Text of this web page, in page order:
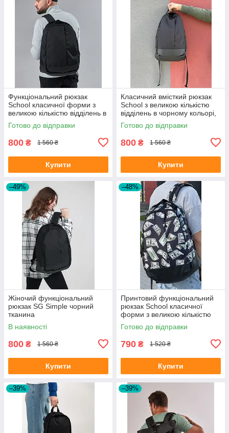
Функціональний рюкзак
School класичної форми з
великою кількістю відділень в
чорному кольорі, 30л
Готово до відправки
800 ₴ 1 560 ₴
Купити
Класичний вмісткий рюкзак
School з великою кількістю
відділень в чорному кольорі,
30л
Готово до відправки
800 ₴ 1 560 ₴
Купити
–49%
Жіночий функціональний
рюкзак SG Simple чорний
тканина
В наявності
800 ₴ 1 560 ₴
Купити
–48%
Принтовий функціональний
рюкзак School класичної
форми з великою кількістю
відділень на 30л
Готово до відправки
790 ₴ 1 520 ₴
Купити
–39% –39%